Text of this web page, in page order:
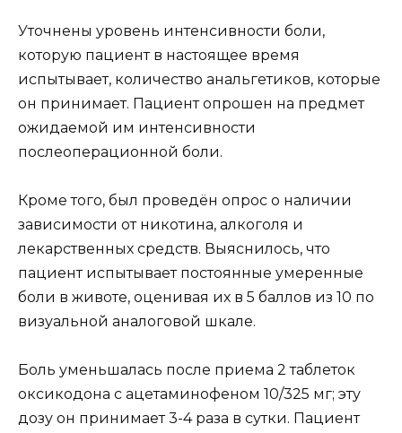
Уточнены уровень интенсивности боли,
которую пациент в настоящее время
испытывает, количество анальгетиков, которые
он принимает. Пациент опрошен на предмет
ожидаемой им интенсивности
послеоперационной боли.
Кроме того, был проведён опрос о наличии
зависимости от никотина, алкоголя и
лекарственных средств. Выяснилось, что
пациент испытывает постоянные умеренные
боли в животе, оценивая их в 5 баллов из 10 по
визуальной аналоговой шкале.
Боль уменьшалась после приема 2 таблеток
оксикодона с ацетаминофеном 10/325 мг; эту
дозу он принимает 3-4 раза в сутки. Пациент